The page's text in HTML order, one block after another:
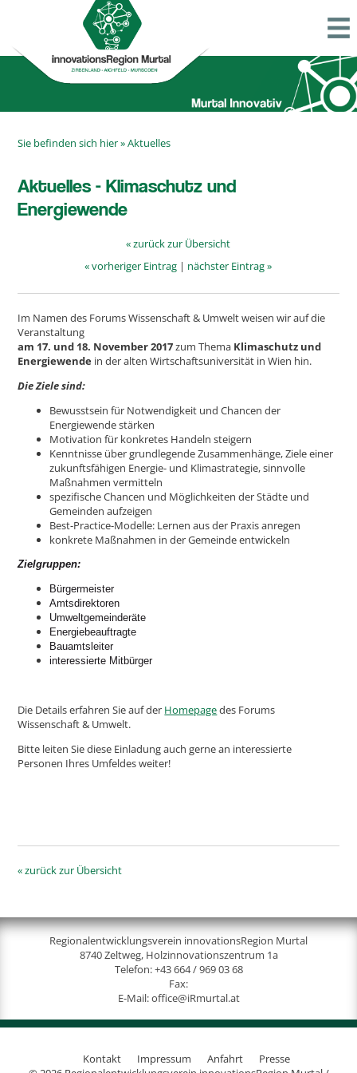
Sie befinden sich hier »Aktuelles
Aktuelles - Klimaschutz und
Energiewende
« zurück zur Übersicht
« vorheriger Eintrag | nächster Eintrag »
Im Namen des Forums Wissenschaft & Umwelt weisen wir auf die
Veranstaltung
am 17. und 18. November 2017zum Thema Klimaschutz und
Energiewende in der alten Wirtschaftsuniversität in Wien hin.
Die Ziele sind:
Bewusstsein für Notwendigkeit und Chancen der
Energiewende stärken
Motivation für konkretes Handeln steigern
Kenntnisse über grundlegende Zusammenhänge, Ziele einer
zukunftsfähigen Energie- und Klimastrategie, sinnvolle
Maßnahmen vermitteln
spezifische Chancen und Möglichkeiten der Städte und
Gemeinden aufzeigen
Best-Practice-Modelle: Lernen aus der Praxis anregen
konkrete Maßnahmen in der Gemeinde entwickeln
Zielgruppen:
Bürgermeister
Amtsdirektoren
Umweltgemeinderäte
Energiebeauftragte
Bauamtsleiter
interessierte Mitbürger
Die Details erfahren Sie auf der Homepagedes Forums
Wissenschaft & Umwelt.
Bitte leiten Sie diese Einladung auch gerne an interessierte
Personen Ihres Umfeldes weiter!
« zurück zur Übersicht
Regionalentwicklungsverein innovationsRegion Murtal
8740 Zeltweg, Holzinnovationszentrum 1a
Telefon:+43 664 / 969 03 68
Fax:
E-Mail:office@iRmurtal.at
Kontakt Impressum Anfahrt
Presse